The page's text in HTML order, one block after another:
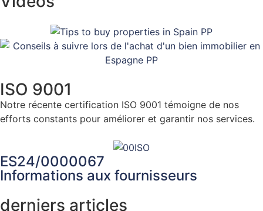
ISO 9001
Notre récente certification ISO 9001 témoigne de nos
efforts constants pour améliorer et garantir nos services.
ES24/0000067
Informations aux fournisseurs
derniers articles